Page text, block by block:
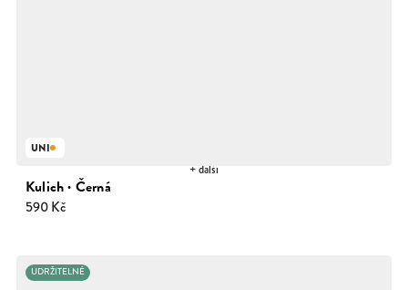
Kulich · Černá
590 Kč
UNI
+ další
UDRŽITELNÉ